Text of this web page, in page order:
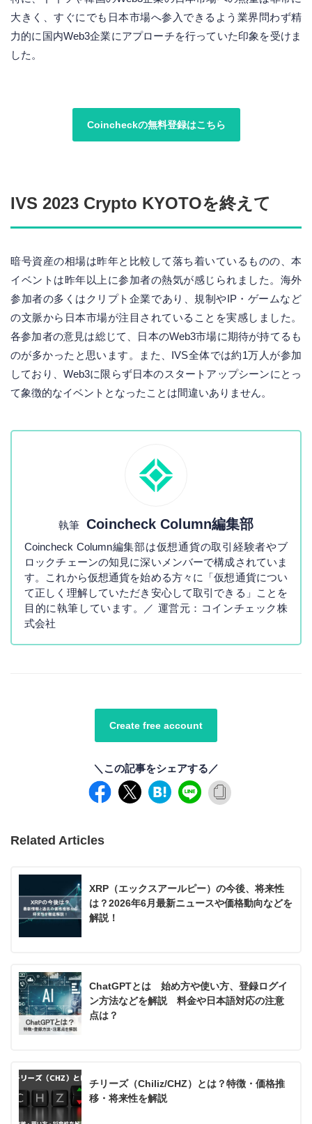
大きく、すぐにでも日本市場へ参入できるよう業界問わず精
力的に国内Web3企業にアプローチを行っていた印象を受けま
した。
Coincheckの無料登録はこちら
IVS 2023 Crypto KYOTOを終えて
暗号資産の相場は昨年と比較して落ち着いているものの、本
イベントは昨年以上に参加者の熱気が感じられました。海外
参加者の多くはクリプト企業であり、規制やIP・ゲームなど
の文脈から日本市場が注目されていることを実感しました。
各参加者の意見は総じて、日本のWeb3市場に期待が持てるも
のが多かったと思います。また、IVS全体では約1万人が参加
しており、Web3に限らず日本のスタートアップシーンにとっ
て象徴的なイベントとなったことは間違いありません。
執筆 Coincheck Column編集部
Coincheck Column編集部は仮想通貨の取引経験者やブ
ロックチェーンの知見に深いメンバーで構成されていま
す。これから仮想通貨を始める方々に「仮想通貨につい
て正しく理解していただき安心して取引できる」ことを
目的に執筆しています。／ 運営元：コインチェック株
式会社
Create free account
＼この記事をシェアする／
Related Articles
XRP（エックスアールピー）の今後、将来性
は？2026年6月最新ニュースや価格動向などを
解説！
ChatGPTとは 始め方や使い方、登録ログイ
ン方法などを解説 料金や日本語対応の注意
点は？
チリーズ（Chiliz/CHZ）とは？特徴・価格推
移・将来性を解説